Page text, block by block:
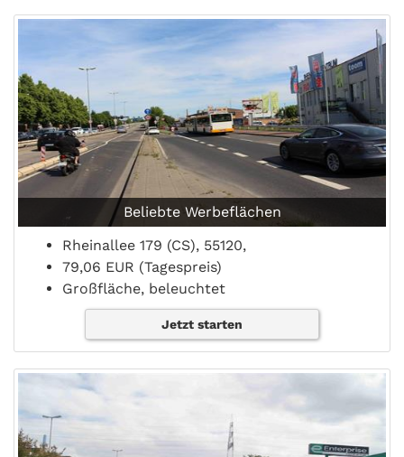
Beliebte Werbeflächen
Rheinallee 179 (CS), 55120,
79,06 EUR (Tagespreis)
Großfläche, beleuchtet
Jetzt starten